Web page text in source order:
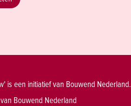
is een initiatief van Bouwend Nederland.
Bouwend Nederland